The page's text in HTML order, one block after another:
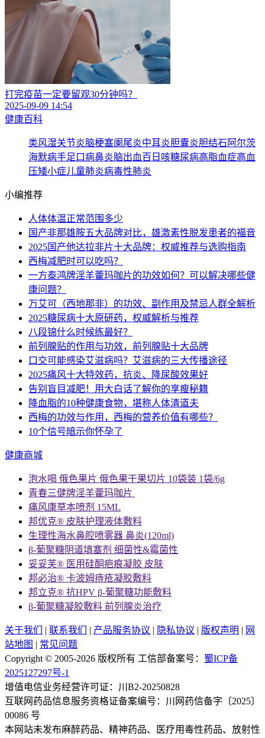
打完疫苗一定要留观30分钟吗？
2025-09-09 14:54
健康百科
类风湿关节炎脑梗塞阑尾炎中耳炎胆囊炎胆结石 阿尔茨
海默病手足口病鼻炎脑出血百日咳糖尿病高脂血症高血
压矮小症儿童肺炎病毒性肺炎
小编推荐
人体体温正常范围多少
国产非那雄胺五大品牌对比，雄激素性脱发患者的福音
2025国产他达拉非片十大品牌：权威推荐与选购指南
西梅减肥时可以吃吗？
一方泰鸿牌淫羊藿玛咖片的功效如何？可以解决哪些健
康问题？
万艾可（西地那非）的功效、副作用及禁忌人群全解析
2025糖尿病十大原研药，权威解析与推荐
八段锦什么时候练最好？
前列腺贴的作用与功效，前列腺贴十大品牌
口交可能感染艾滋病吗？艾滋病的三大传播途径
2025痛风十大特效药，抗炎、降尿酸效果好
告别盲目减肥！用大白话了解你的享瘦秘籍
降血脂的10种健康食物，堪称人体清道夫
西梅的功效与作用，西梅的营养价值有哪些？
10个信号暗示你怀孕了
健康商城
泡水喝 俄色果片 俄色果干果切片 10袋装 1袋/6g
青春三健牌淫羊藿玛咖片
痛风康草本喷剂 15ML
邦优克® 皮肤护理液体敷料
生理性海水鼻腔喷雾器 鼻炎(120ml)
β-葡聚糖阴道填塞剂 细菌性&霉菌性
妥妥芙® 医用硅酮疤痕凝胶 皮肤
邦必治® 卡波姆痔疮凝胶敷料
邦立克® 抗HPV β-葡聚糖功能敷料
β-葡聚糖凝胶敷料 前列腺炎治疗
关于我们 | 联系我们 | 产品服务协议 | 隐私协议 | 版权声明 | 网
站地图 | 常见问题
Copyright © 2005-2026 版权所有 工信部备案号： 蜀ICP备
2025127297号-1
增值电信业务经营许可证：川B2-20250828
互联网药品信息服务资格证备案编号： 川网药信备字〔2025〕
00086 号
本网站未发布麻醉药品、精神药品、医疗用毒性药品、放射性